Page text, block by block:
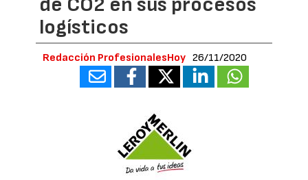
logísticos
Redacción ProfesionalesHoy 26/11/2020